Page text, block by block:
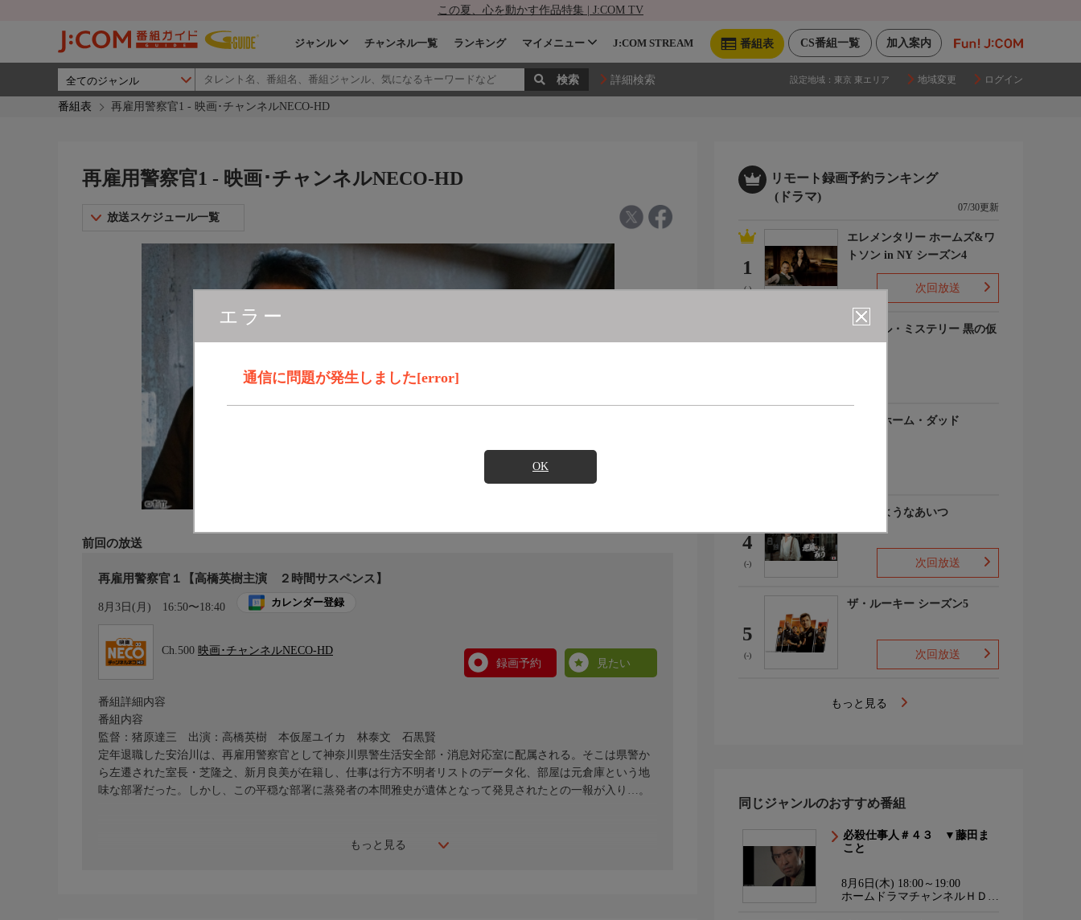
この夏、心を動かす作品特集 | J:COM TV
加入案内
CS番組一覧
番組表
ジャンル チャンネル一覧 ランキング マイメニュー J:COM STREAM
詳細検索 設定地域： 東京 東エリア 地域変更 ログイン
番組表 再雇用警察官1 - 映画･チャンネルNECO-HD
エラー
通信に問題が発生しました[error]
OK
再雇用警察官1 - 映画･チャンネルNECO-HD
放送スケジュール一覧
前回の放送
再雇用警察官１【高橋英樹主演 ２時間サスペンス】
8月3日(月) 16:50〜18:40 カレンダー登録
Ch.500 映画･チャンネルNECO-HD
録画予約
見たい
もっと見る
番組詳細内容
番組内容
監督：猪原達三 出演：高橋英樹 本仮屋ユイカ 林泰文 石黒賢
定年退職した安治川は、再雇用警察官として神奈川県警生活安全部・消息対応室に配属される。そこは県警か
ら左遷された室長・芝隆之、新月良美が在籍し、仕事は行方不明者リストのデータ化、部屋は元倉庫という地
味な部署だった。しかし、この平穏な部署に蒸発者の本間雅史が遺体となって発見されたとの一報が入り…。
リモート録画予約ランキング
(ドラマ)
07/30更新
1
(-)
エレメンタリー ホームズ&ワ
トソン in NY シーズン4
次回放送
ルーヴル・ミステリー 黒の仮
アットホーム・ダッド
4
(-)
悪魔のようなあいつ
次回放送
5
(-)
ザ・ルーキー シーズン5
次回放送
もっと見る
同じジャンルのおすすめ番組
必殺仕事人＃４３ ▼藤田ま
こと
8月6日(木) 18:00～19:00
ホームドラマチャンネルＨＤ